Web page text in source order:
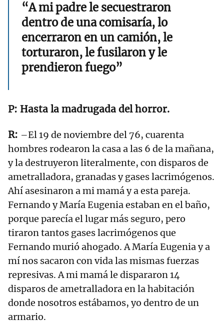
“A mi padre le secuestraron
dentro de una comisaría, lo
encerraron en un camión, le
torturaron, le fusilaron y le
prendieron fuego”
Hasta la madrugada del horror.
–El 19 de noviembre del 76, cuarenta
hombres rodearon la casa a las 6 de la mañana,
y la destruyeron literalmente, con disparos de
ametralladora, granadas y gases lacrimógenos.
Ahí asesinaron a mi mamá y a esta pareja.
Fernando y María Eugenia estaban en el baño,
porque parecía el lugar más seguro, pero
tiraron tantos gases lacrimógenos que
Fernando murió ahogado. A María Eugenia y a
mí nos sacaron con vida las mismas fuerzas
represivas. A mi mamá le dispararon 14
disparos de ametralladora en la habitación
donde nosotros estábamos, yo dentro de un
armario.